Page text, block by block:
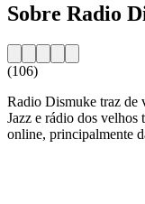
Sobre Radio
(106)
Radio Dismuke traz
Jazz e rádio dos velhos
online, principalmente